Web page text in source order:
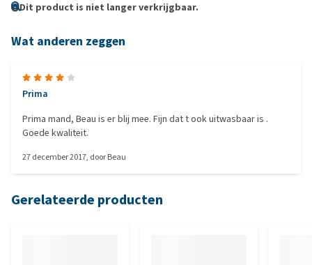
Dit product is niet langer verkrijgbaar.
Wat anderen zeggen
Prima
Prima mand, Beau is er blij mee. Fijn dat t ook uitwasbaar is .
Goede kwaliteit.
27 december 2017, doorBeau
Gerelateerde producten